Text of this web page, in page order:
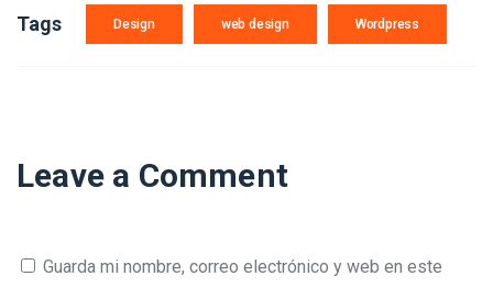
Tags Design web design Wordpress
Leave a Comment
Guarda mi nombre, correo electrónico y web en este